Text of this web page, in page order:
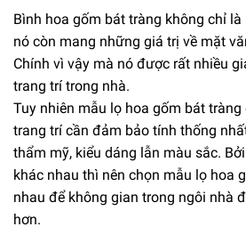
Bình hoa gốm bát tràng không chỉ
nó còn mang những giá trị về mặt
Chính vì vậy mà nó được rất nhiều
trang trí trong nhà.
Tuy nhiên mẫu lọ hoa gốm bát
trang trí cần đảm bảo tính thống
thẩm mỹ, kiểu dáng lẫn màu sắc.
khác nhau thì nên chọn mẫu lọ hoa
nhau để không gian trong ngôi nhà
hơn.